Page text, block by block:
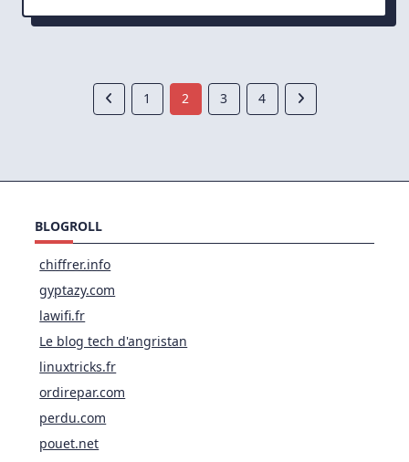
Du
1 2 3 4
BLOGROLL
chiffrer.info
gyptazy.com
lawifi.fr
Le blog tech d'angristan
linuxtricks.fr
ordirepar.com
perdu.com
pouet.net